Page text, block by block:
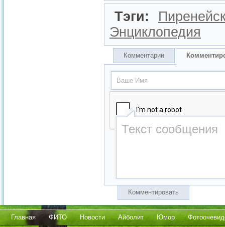
Тэги:
Энциклопедия
Комментарии
Комментировать
Главная ФИТО Новости Айболит Юмор